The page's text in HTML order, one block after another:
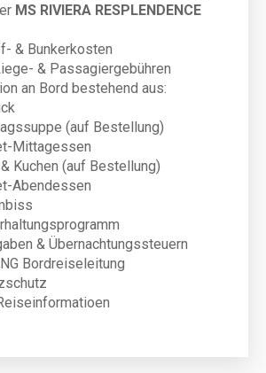
MS RIVIERA RESPLENDENCE
& Bunkerkosten
& Passagiergebühren
an Bord bestehend aus:
(auf Bestellung)
Mittagessen
Kuchen (auf Bestellung)
Abendessen
& Übernachtungssteuern
Bordreiseleitung